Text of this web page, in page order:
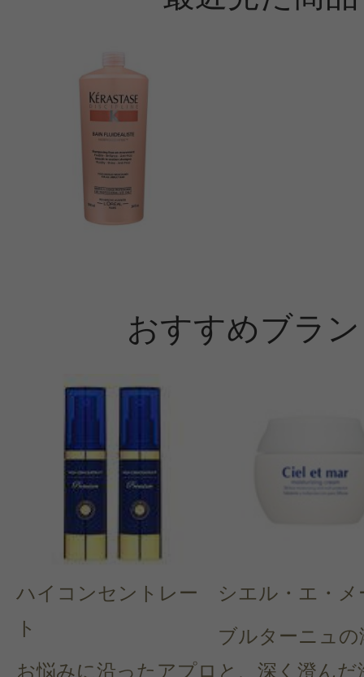
おすすめブラ
ハイコンセントレー
ト
お悩みに沿ったアプロ
シエル・エ・メ
ブルターニュの
と、深く澄んだ